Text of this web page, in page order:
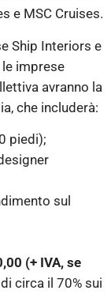
e MSC Cruises.
Ship Interiors e
imprese
avranno la
che includerà:
piedi);
sul
(+ IVA, se
circa il 70% sui